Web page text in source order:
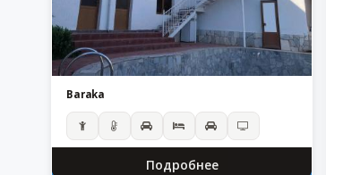
Baraka
Подробнее